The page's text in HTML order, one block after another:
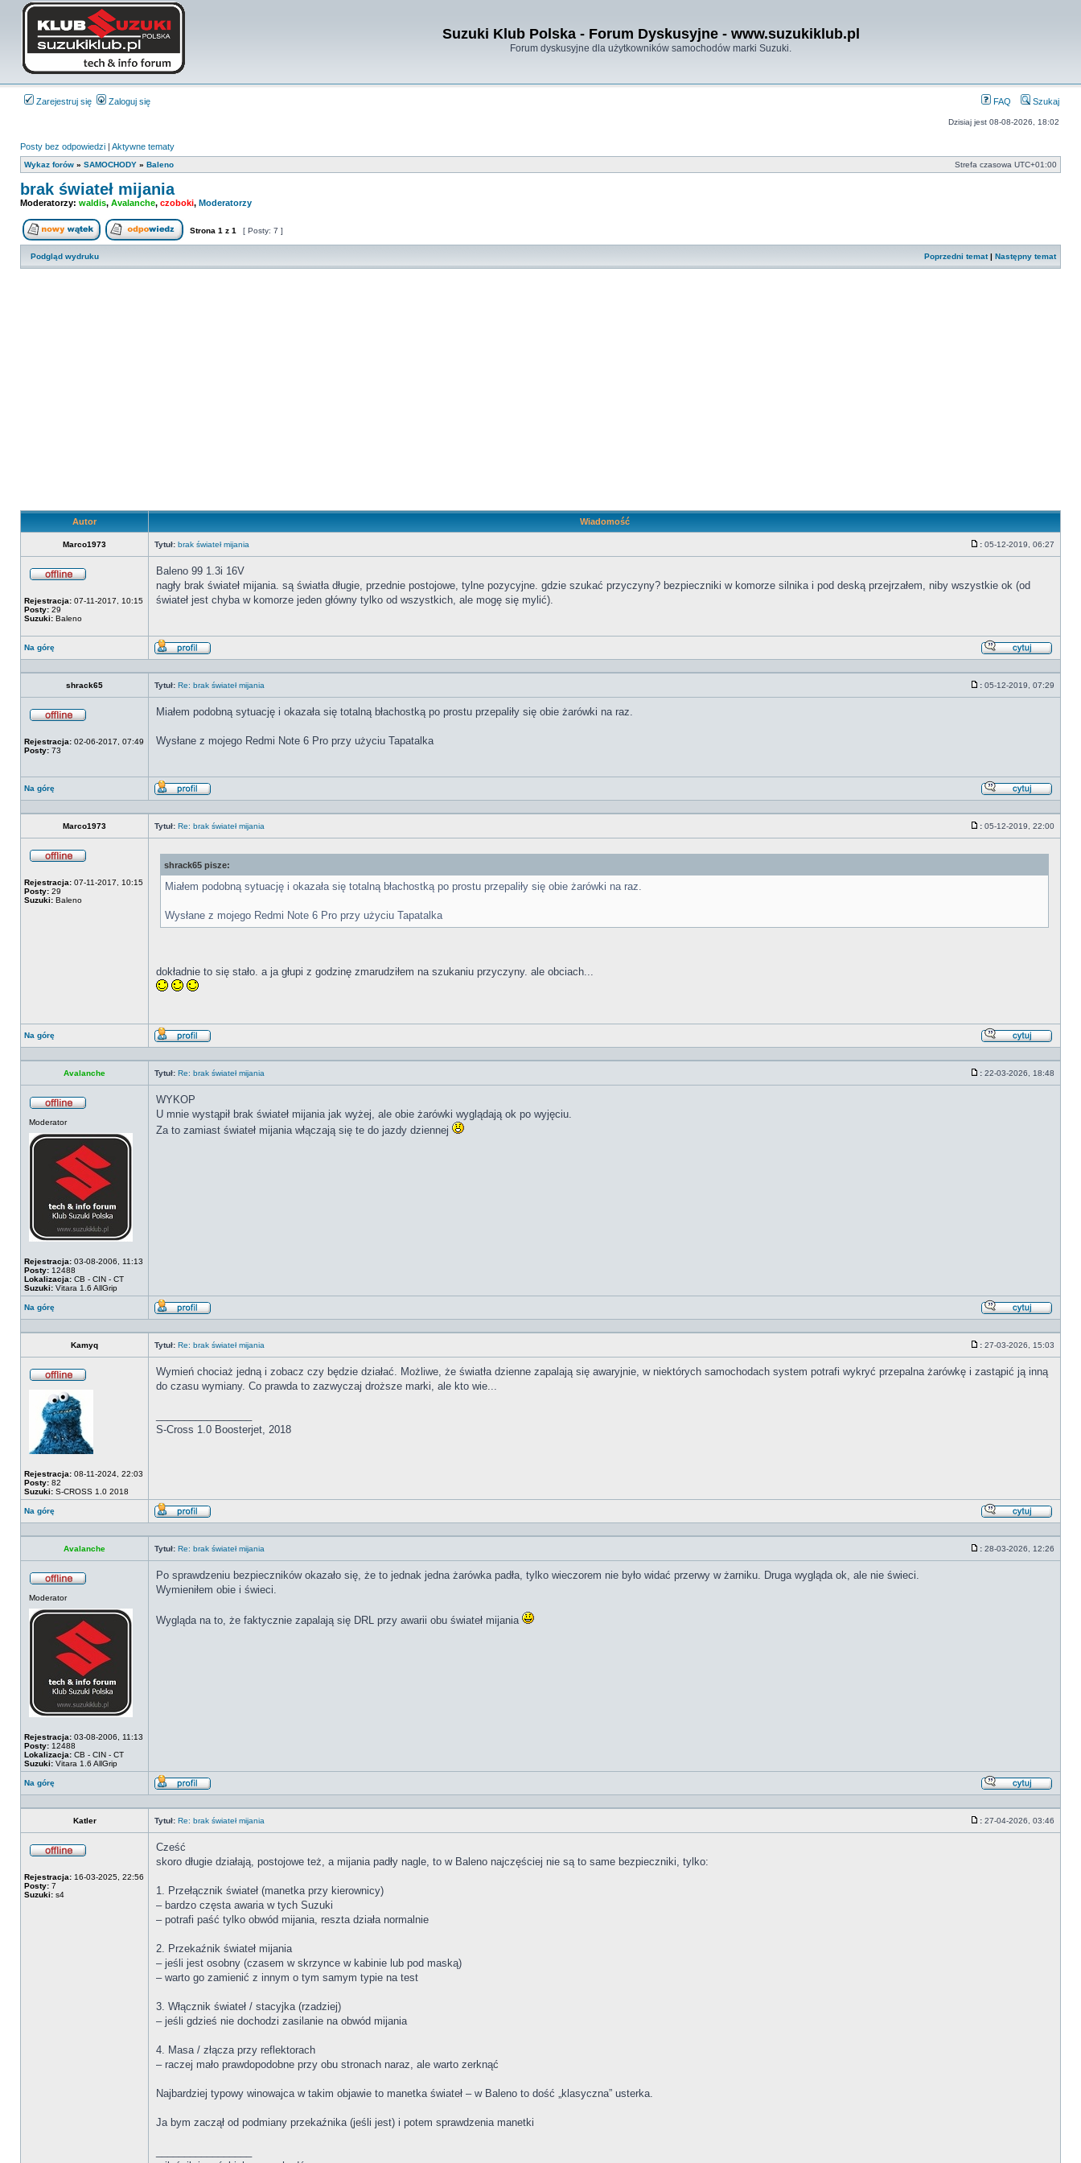
Suzuki Klub Polska - Forum Dyskusyjne - www.suzukiklub.pl
Forum dyskusyjne dla użytkowników samochodów marki Suzuki.
Zarejestruj się Zaloguj się FAQ Szukaj
Dzisiaj jest 08-08-2026, 18:02
Posty bez odpowiedzi | Aktywne tematy
Wykaz forów » SAMOCHODY » Baleno Strefa czasowa UTC+01:00
brak świateł mijania
Moderatorzy: waldis, Avalanche, czoboki, Moderatorzy
Nowy temat Odpowiedz w temacie
Strona 1 z 1 [ Posty: 7 ]
Podgląd wydruku Poprzedni temat| Następny temat
Autor Wiadomość
Marco1973 Tytuł: brak świateł mijania
: 05-12-2019, 06:27
Rejestracja: 07-11-2017, 10:15
Posty: 29
Suzuki: Baleno
Baleno 99 1.3i 16V
nagły brak świateł mijania. są światła długie, przednie postojowe, tylne pozycyjne. gdzie szukać przyczyny? bezpieczniki w komorze silnika i pod deską przejrzałem, niby wszystkie ok (od
świateł jest chyba w komorze jeden główny tylko od wszystkich, ale mogę się mylić).
Na górę
Wyświetl
shrack65
Tytuł: Re: brak świateł mijania
: 05-12-2019, 07:29
Rejestracja: 02-06-2017, 07:49
Posty: 73
Miałem podobną sytuację i okazała się totalną błachostką po prostu przepaliły się obie żarówki na raz.
Wysłane z mojego Redmi Note 6 Pro przy użyciu Tapatalka
Na górę
Wyświetl
Marco1973
Tytuł: Re: brak świateł mijania
: 05-12-2019, 22:00
Rejestracja: 07-11-2017, 10:15
Posty: 29
Suzuki: Baleno
shrack65 pisze:
Miałem podobną sytuację i okazała się totalną błachostką po prostu przepaliły się obie żarówki na raz.
Wysłane z mojego Redmi Note 6 Pro przy użyciu Tapatalka
dokładnie to się stało. a ja głupi z godzinę zmarudziłem na szukaniu przyczyny. ale obciach...
Na górę
Wyświetl
Avalanche
Tytuł: Re: brak świateł mijania
: 22-03-2026, 18:48
Moderator
Rejestracja: 03-08-2006, 11:13
Posty: 12488
Lokalizacja: CB - CIN - CT
Suzuki: Vitara 1.6 AllGrip
WYKOP
U mnie wystąpił brak świateł mijania jak wyżej, ale obie żarówki wyglądają ok po wyjęciu.
Za to zamiast świateł mijania włączają się te do jazdy dziennej
Na górę
Wyświetl
Kamyq
Tytuł: Re: brak świateł mijania
: 27-03-2026, 15:03
Rejestracja: 08-11-2024, 22:03
Posty: 82
Suzuki: S-CROSS 1.0 2018
Wymień chociaż jedną i zobacz czy będzie działać. Możliwe, że światła dzienne zapalają się awaryjnie, w niektórych samochodach system potrafi wykryć przepalna żarówkę i zastąpić ją inną
do czasu wymiany. Co prawda to zazwyczaj droższe marki, ale kto wie...
S-Cross 1.0 Boosterjet, 2018
Na górę
Wyświetl
Avalanche
Tytuł: Re: brak świateł mijania
: 28-03-2026, 12:26
Moderator
Rejestracja: 03-08-2006, 11:13
Posty: 12488
Lokalizacja: CB - CIN - CT
Suzuki: Vitara 1.6 AllGrip
Po sprawdzeniu bezpieczników okazało się, że to jednak jedna żarówka padła, tylko wieczorem nie było widać przerwy w żarniku. Druga wygląda ok, ale nie świeci.
Wymieniłem obie i świeci.
Wygląda na to, że faktycznie zapalają się DRL przy awarii obu świateł mijania
Na górę
Wyświetl
Katler
Tytuł: Re: brak świateł mijania
: 27-04-2026, 03:46
Rejestracja: 16-03-2025, 22:56
Posty: 7
Suzuki: s4
Cześć
skoro długie działają, postojowe też, a mijania padły nagle, to w Baleno najczęściej nie są to same bezpieczniki, tylko:
1. Przełącznik świateł (manetka przy kierownicy)
– bardzo częsta awaria w tych Suzuki
– potrafi paść tylko obwód mijania, reszta działa normalnie
2. Przekaźnik świateł mijania
– jeśli jest osobny (czasem w skrzynce w kabinie lub pod maską)
– warto go zamienić z innym o tym samym typie na test
3. Włącznik świateł / stacyjka (rzadziej)
– jeśli gdzieś nie dochodzi zasilanie na obwód mijania
4. Masa / złącza przy reflektorach
– raczej mało prawdopodobne przy obu stronach naraz, ale warto zerknąć
Najbardziej typowy winowajca w takim objawie to manetka świateł – w Baleno to dość „klasyczna” usterka.
Ja bym zaczął od podmiany przekaźnika (jeśli jest) i potem sprawdzenia manetki